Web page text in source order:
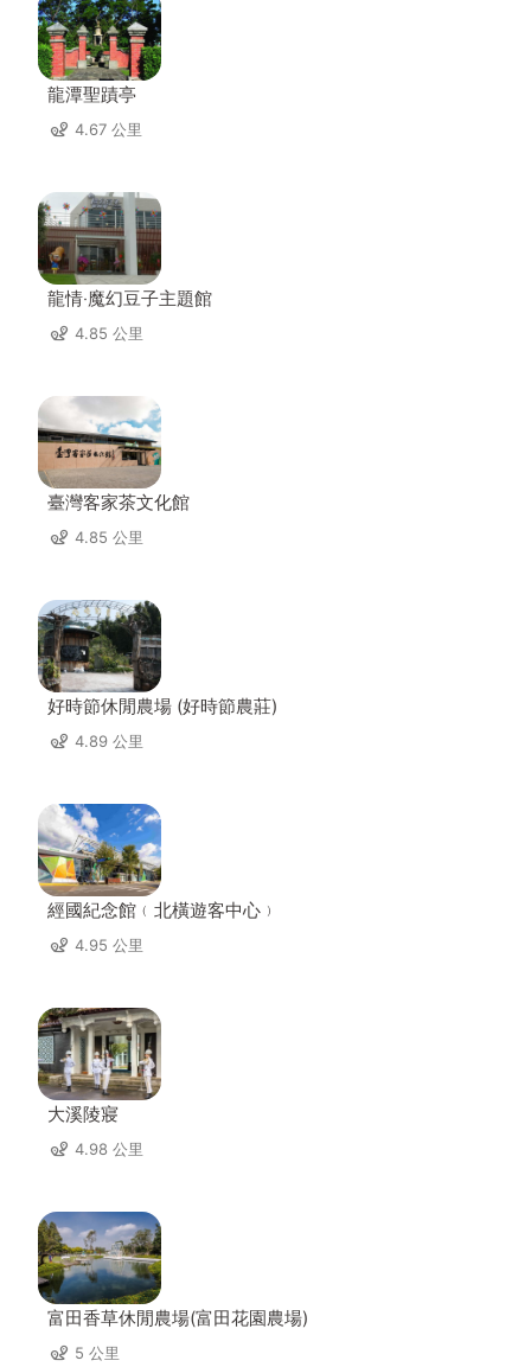
龍潭聖蹟亭
4.67 公里
龍情‧魔幻豆子主題館
4.85 公里
臺灣客家茶文化館
4.85 公里
好時節休閒農場 (好時節農莊)
4.89 公里
經國紀念館﹙北橫遊客中心﹚
4.95 公里
大溪陵寢
4.98 公里
富田香草休閒農場(富田花園農場)
5 公里